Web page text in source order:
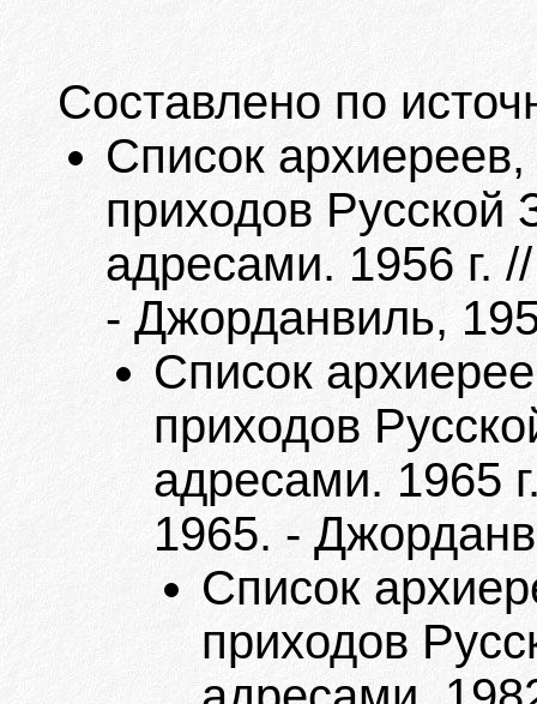
Составлено по
Список
приходов Русской
адресами. 1956 г.
- Джорданвиль,
Список
приходов
адресами. 1965
1965. -
Список
приходов